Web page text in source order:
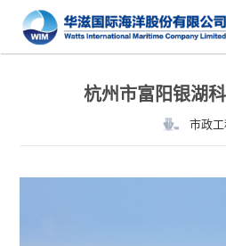
杭州市富阳银湖
市政